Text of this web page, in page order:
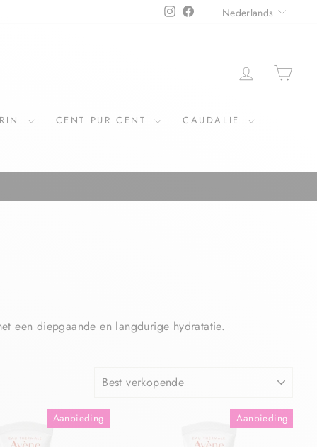
InstagramFacebookTAAL
Nederlands
CENT PUR CENT CAUDALIE
een diepgaande en langdurige hydratatie.
Aanbieding Aanbieding